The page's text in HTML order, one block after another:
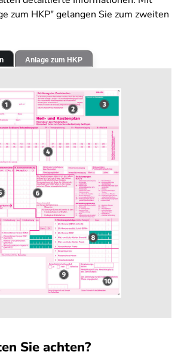
zum HKP" gelangen Sie zum zweiten
Anlage zum HKP
Sie achten?